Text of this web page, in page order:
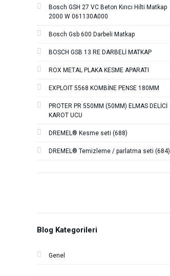
Bosch GSH 27 VC Beton Kırıcı Hilti Matkap
2000 W 061130A000
Bosch Gsb 600 Darbeli Matkap
BOSCH GSB 13 RE DARBELİ MATKAP
ROX METAL PLAKA KESME APARATI
EXPLOIT 5568 KOMBİNE PENSE 180MM
PROTER PR 550MM (50MM) ELMAS DELİCİ
KAROT UCU
DREMEL® Kesme seti (688)
DREMEL® Temizleme / parlatma seti (684)
Blog Kategorileri
Genel